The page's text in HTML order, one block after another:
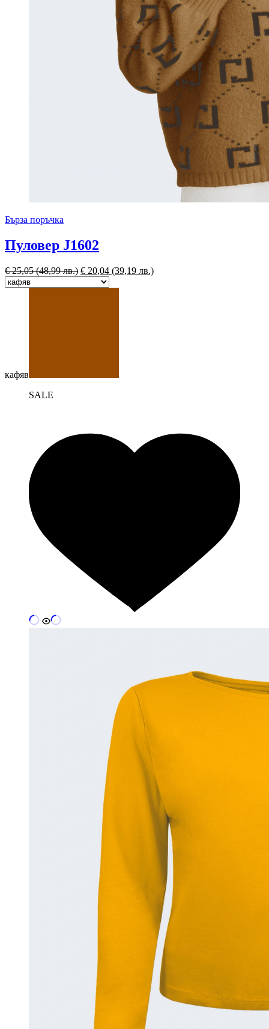
Бърза поръчка
Пуловер J1602
€25,05(48,99 лв.) € 20,04 (39,19 лв.)
кафяв
SALE